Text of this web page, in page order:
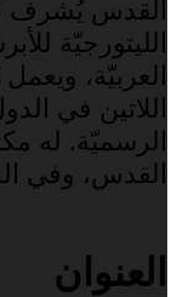
القدس يُشرف
الليتورجيّة
العربيّة،
اللاتين في
الرسميّة. له
القدس، وفي
العنوان